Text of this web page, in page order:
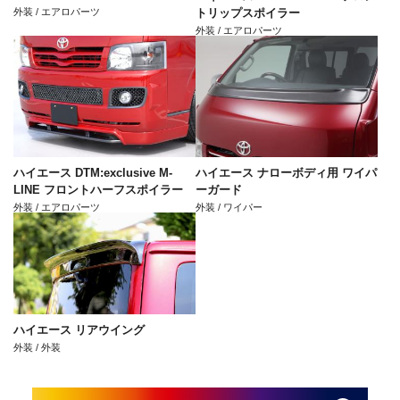
外装 / エアロパーツ
トリップスポイラー
外装 / エアロパーツ
ハイエース DTM:exclusive M-
LINE フロントハーフスポイラー
外装 / エアロパーツ
ハイエース ナローボディ用 ワイパ
ーガード
外装 / ワイパー
ハイエース リアウイング
外装 / 外装